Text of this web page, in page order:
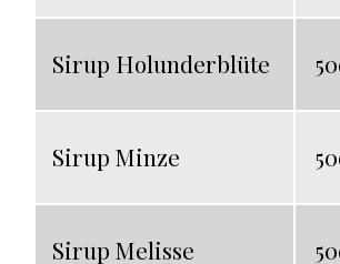
Sirup Holunderblüte
Sirup Minze
Sirup Melisse